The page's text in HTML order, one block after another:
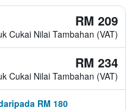
RM 209
Cukai Nilai Tambahan (VAT)
RM 234
Cukai Nilai Tambahan (VAT)
RM 180